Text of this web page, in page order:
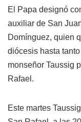
El Papa designó
auxiliar de San
Domínguez, quien
diócesis hasta
monseñor Taussig
Rafael.
Este martes